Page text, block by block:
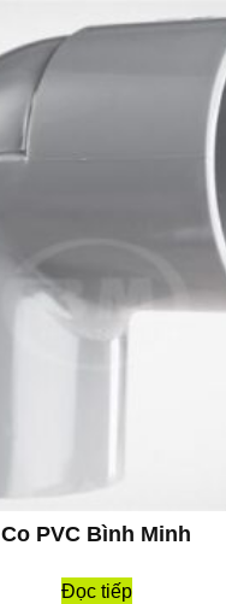
Co PVC Bình Minh
Đọc tiếp